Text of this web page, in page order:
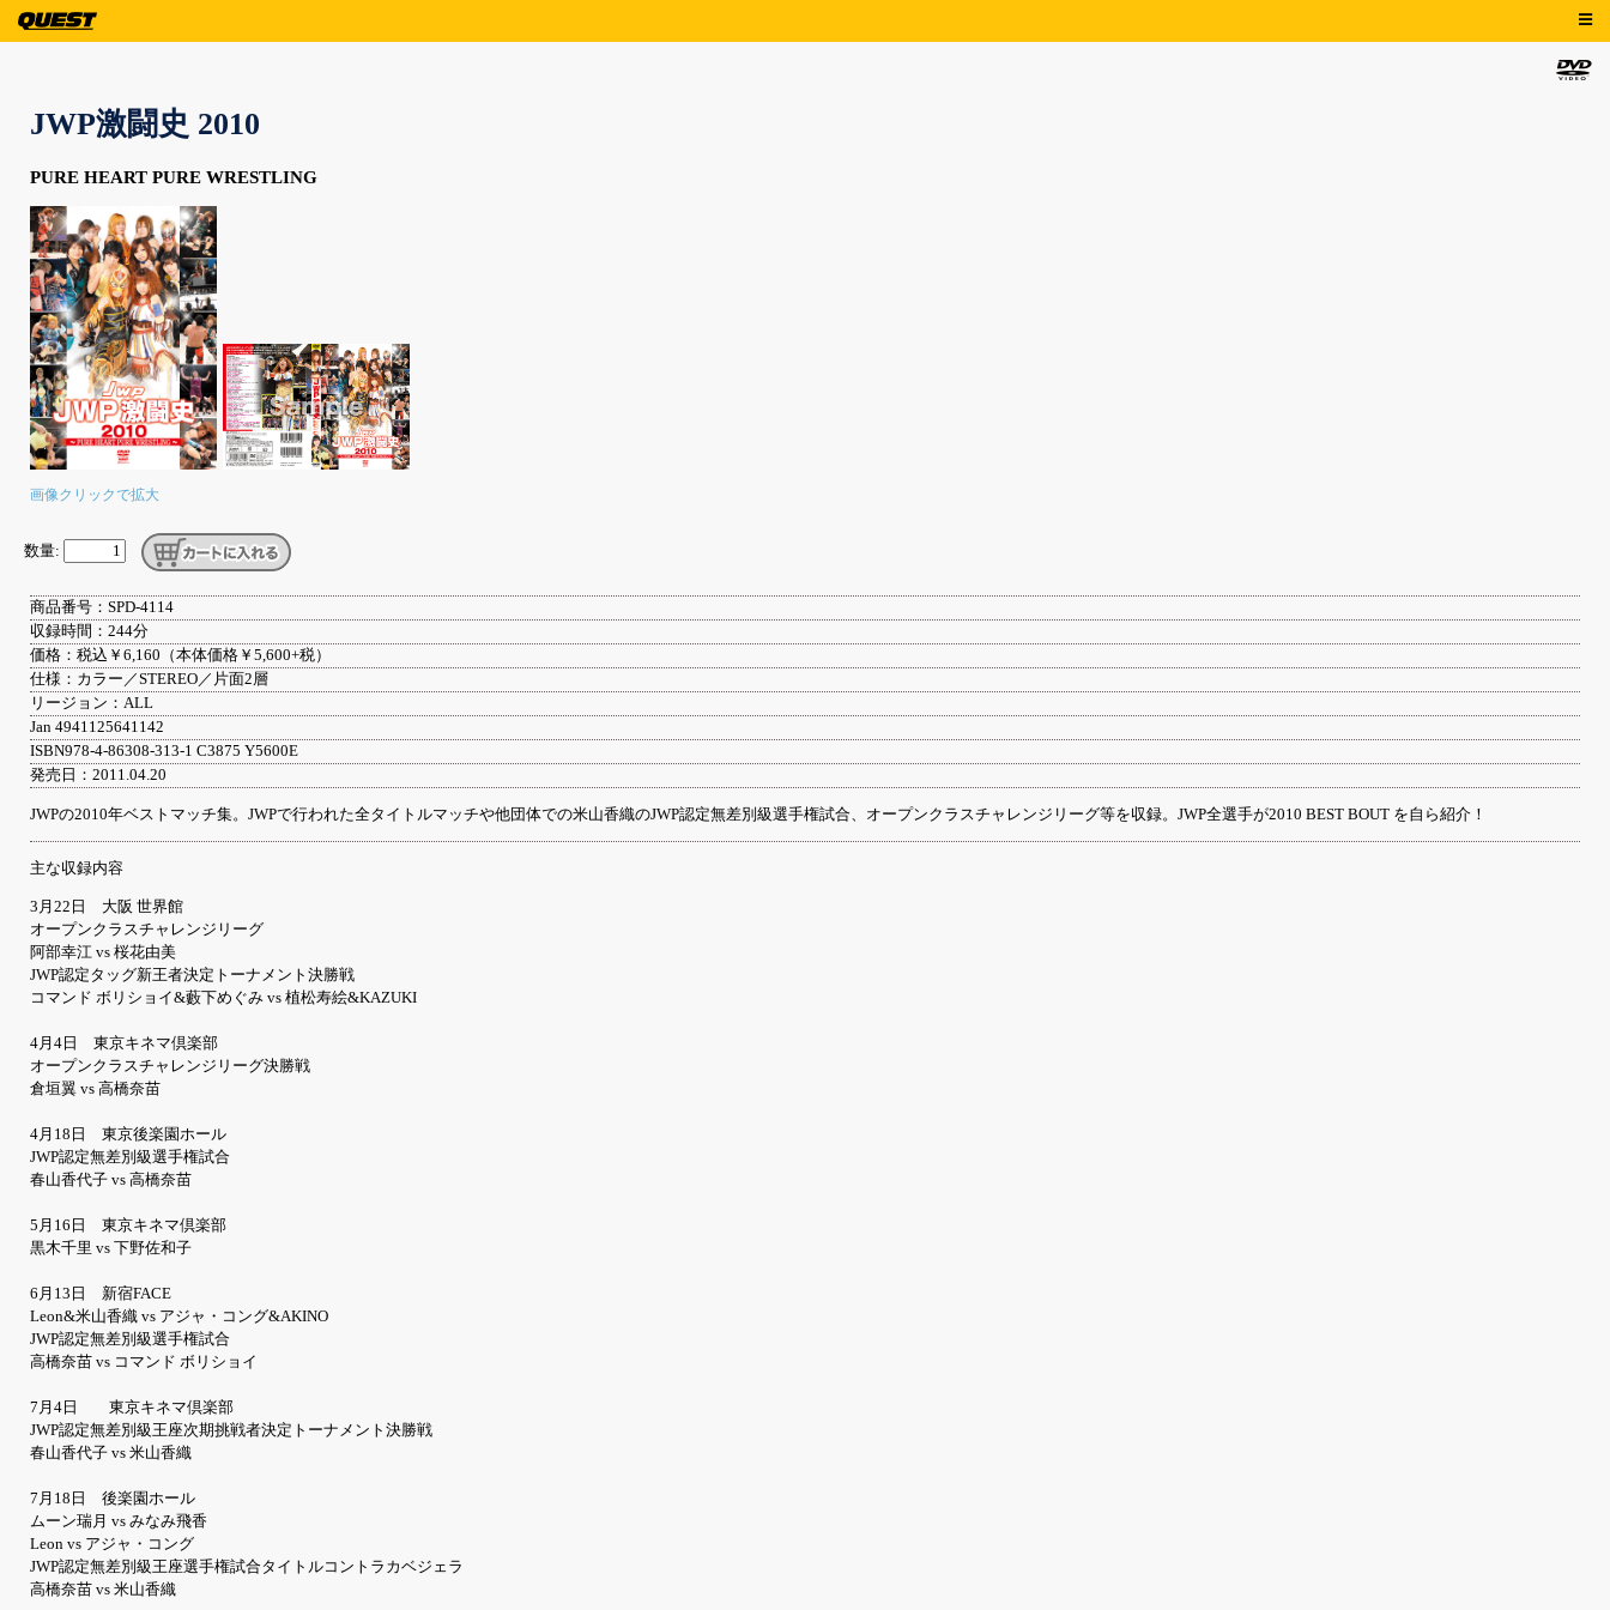
JWP激闘史 2010
PURE HEART PURE WRESTLING
画像クリックで拡大
数量:
商品番号：SPD-4114
収録時間：244分
価格：税込￥6,160（本体価格￥5,600+税）
仕様：カラー／STEREO／片面2層
リージョン：ALL
Jan 4941125641142
ISBN978-4-86308-313-1 C3875 Y5600E
発売日：2011.04.20
JWPの2010年ベストマッチ集。JWPで行われた全タイトルマッチや他団体での米山香織のJWP認定無差別級選手権試合、オープンクラスチャレンジリーグ等を収録。JWP全選手が2010 BEST BOUT を自ら紹介！
主な収録内容
3月22日 大阪 世界館
オープンクラスチャレンジリーグ
阿部幸江 vs 桜花由美
JWP認定タッグ新王者決定トーナメント決勝戦
コマンド ボリショイ&藪下めぐみ vs 植松寿絵&KAZUKI
4月4日 東京キネマ倶楽部
オープンクラスチャレンジリーグ決勝戦
倉垣翼 vs 高橋奈苗
4月18日 東京後楽園ホール
JWP認定無差別級選手権試合
春山香代子 vs 高橋奈苗
5月16日 東京キネマ倶楽部
黒木千里 vs 下野佐和子
6月13日 新宿FACE
Leon&米山香織 vs アジャ・コング&AKINO
JWP認定無差別級選手権試合
高橋奈苗 vs コマンド ボリショイ
7月4日 東京キネマ倶楽部
JWP認定無差別級王座次期挑戦者決定トーナメント決勝戦
春山香代子 vs 米山香織
7月18日 後楽園ホール
ムーン瑞月 vs みなみ飛香
Leon vs アジャ・コング
JWP認定無差別級王座選手権試合タイトルコントラカベジェラ
高橋奈苗 vs 米山香織